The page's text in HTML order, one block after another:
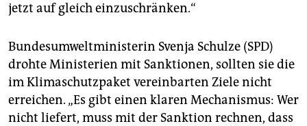
jetzt auf gleich einzuschränken.“
Bundesumweltministerin Svenja Schulze (SPD)
drohte Ministerien mit Sanktionen, sollten sie die
im Klimaschutzpaket vereinbarten Ziele nicht
erreichen. „Es gibt einen klaren Mechanismus: Wer
nicht liefert, muss mit der Sanktion rechnen, dass